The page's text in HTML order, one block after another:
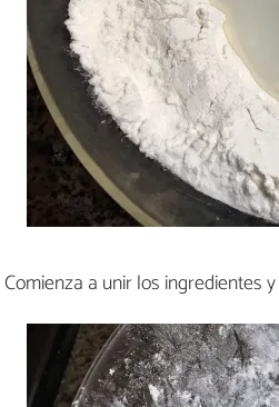
Comienza a unir los ingredientes y